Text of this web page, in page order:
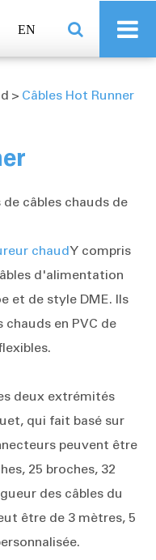
EN
Câbles Hot Runner
câbles chauds de
chaudY compris
d'alimentation
et de style DME. Ils
en PVC de
deux extrémités
qui fait basé sur
peuvent être
25 broches, 32
des câbles du
être de 3 mètres, 5